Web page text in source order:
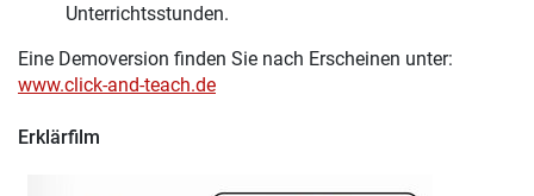
Unterrichtsstunden.
Eine Demoversion finden Sie nach Erscheinen unter:
www.click-and-teach.de
Erklärfilm